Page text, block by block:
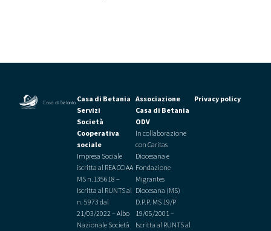
Casa di Betania
Servizi
Società
Cooperativa
sociale
Impresa Sociale
iscritta al REA CCIAA
MS n.135618 –
Iscritta al RUNTS al
n. 5973 dal
21/03/2022 –Albo
Nazionale Società
Associazione
Casa di Betania
ODV
In collaborazione
con Caritas
Diocesana e
Fondazione
Migrantes
Diocesana (MS)
D.P.P. MS 19/P
19/05/2001 –
Iscritta al RUNTS al
Privacy policy